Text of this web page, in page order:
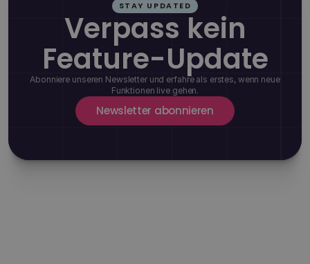
STAY UPDATED
Verpass kein
Feature-Update
Abonniere unseren Newsletter und erfahre als erstes, wenn neue
Funktionen live gehen.
Newsletter abonnieren